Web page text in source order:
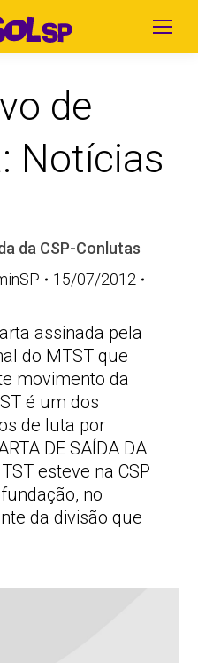
de
Notícias
da CSP-Conlutas
15/07/2012
assinada pela
do MTST que
movimento da
é um dos
de luta por
DE SAÍDA DA
esteve na CSP
no
da divisão que